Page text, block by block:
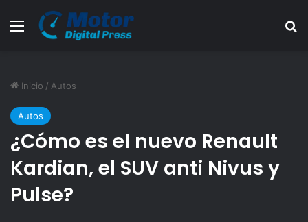
Menú
Inicio / Autos
Autos
¿Cómo es el nuevo Renault
Kardian, el SUV anti Nivus y
Pulse?